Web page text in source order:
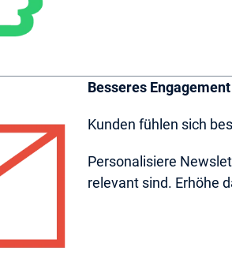
Besseres Engagement
Kunden fühlen sich
Personalisiere
relevant sind. Erhöhe